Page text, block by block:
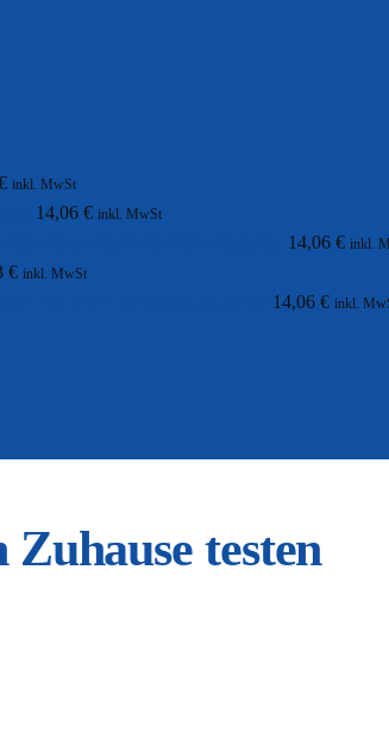
inkl. MwSt
14,06 € inkl. MwSt
14,06 € inkl.
€ inkl. MwSt
14,06 € inkl.
testen